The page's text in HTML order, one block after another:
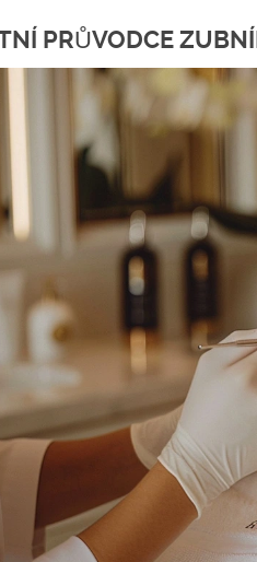
PRŮVODCE